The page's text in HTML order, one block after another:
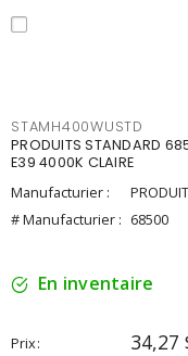
STAMH400WUSTD
PRODUITS STANDARD
E39 4000K CLAIRE
Manufacturier :
# Manufacturier : 68500
En inventaire
Prix 34,27